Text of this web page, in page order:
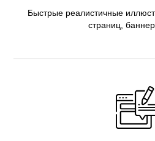
Быстрые реалистичные
страниц,